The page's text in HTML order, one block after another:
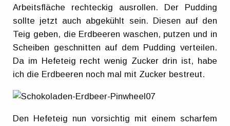
Arbeitsfläche rechteckig ausrollen. Der Pudding
sollte jetzt auch abgekühlt sein. Diesen auf den
Teig geben, die Erdbeeren waschen, putzen und in
Scheiben geschnitten auf dem Pudding verteilen.
Da im Hefeteig recht wenig Zucker drin ist, habe
ich die Erdbeeren noch mal mit Zucker bestreut.
Den Hefeteig nun vorsichtig mit einem scharfem